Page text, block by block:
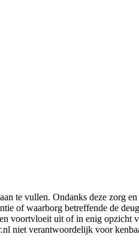
te vullen. Ondanks deze zorg
of waarborg betreffende de
voortvloeit uit of in enig opzicht
niet verantwoordelijk voor